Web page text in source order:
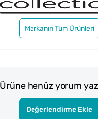
Markanın Tüm Ürünleri
Ürüne henüz yorum
Değerlendirme Ekle